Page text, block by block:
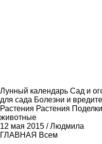
Лунный календарь Сад и
для сада Болезни и
Растения Растения
животные
12 мая 2015 /Людмила
ГЛАВНАЯ Всем